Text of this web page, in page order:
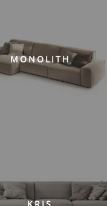
MONOLITH